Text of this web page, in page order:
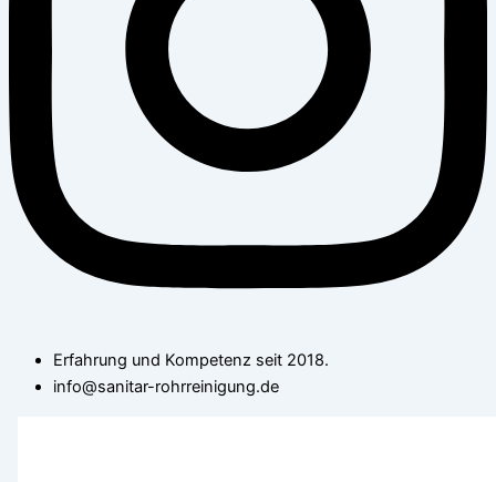
Erfahrung und Kompetenz seit 2018.
info@sanitar-rohrreinigung.de